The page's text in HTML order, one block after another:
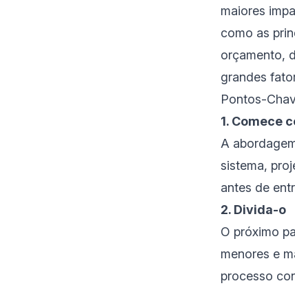
maiores
como as
orçamento,
grandes
Pontos-
1. Comece
A
sistema,
antes de
2. Divida-o
O próximo
menores e
processo